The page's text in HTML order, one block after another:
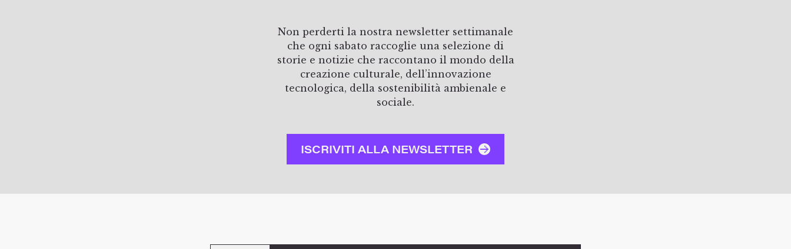
Non perderti la nostra newsletter settimanale
che ogni sabato raccoglie una selezione di
storie e notizie che raccontano il mondo della
creazione culturale, dell’innovazione
tecnologica, della sostenibilità ambienale e
sociale.
ISCRIVITI ALLA NEWSLETTER